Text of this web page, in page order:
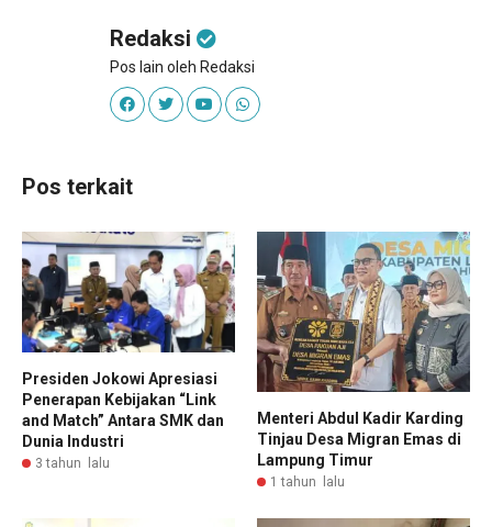
Redaksi
Pos lain oleh Redaksi
Pos terkait
Presiden Jokowi Apresiasi
Penerapan Kebijakan “Link
and Match” Antara SMK dan
Dunia Industri
3 tahun lalu
Menteri Abdul Kadir Karding
Tinjau Desa Migran Emas di
Lampung Timur
1 tahun lalu